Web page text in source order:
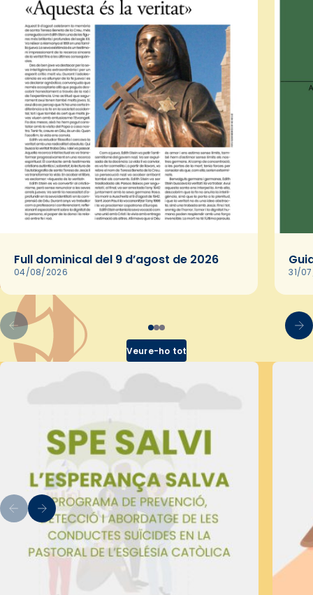
Full dominical del 9 d’agost de 2026
04/08/2026 31/
Veure-ho tot